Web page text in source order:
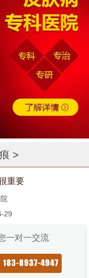
>
重要
29
一对一交流